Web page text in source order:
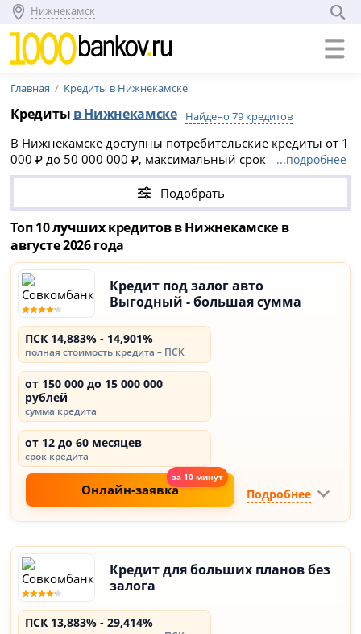
Нижнекамск
Главная Кредиты в Нижнекамске
Кредиты в Нижнекамске Найдено 79 кредитов
В Нижнекамске доступны потребительские кредиты от 1
000 ₽ до 50 000 000 ₽, максимальный срок
кредитования до 30 лет. Многие банки предлагают
онлайн-заявку с быстрым предварительным решением,
часто без справок и поручителей.
...подробнее
Подобрать
Топ 10 лучших кредитов в Нижнекамске в
августе 2026 года
Кредит под залог авто
Выгодный - большая сумма
ПСК 14,883% - 14,901%
полная стоимость кредита – ПСК
от 150 000 до 15 000 000
рублей
сумма кредита
от 12 до 60 месяцев
срок кредита
Онлайн-заявка Подробнее
Кредит для больших планов без
залога
ПСК 13,883% - 29,414%